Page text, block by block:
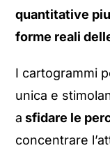
quantitative
forme reali
I cartogrammi
unica e
a sfidare le
concentrare